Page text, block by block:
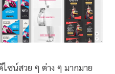
ซน์สวย ๆ ต่าง ๆ มากมาย